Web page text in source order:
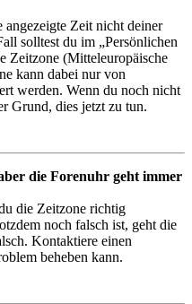
Zeit nicht deiner
solltest du im „Persönlichen
Zeitzone (Mitteleuropäische
kann dabei nur von
werden. Wenn du noch nicht
Grund, dies jetzt zu tun.
die Forenuhr geht immer
die Zeitzone richtig
noch falsch ist, geht die
Kontaktiere einen
beheben kann.